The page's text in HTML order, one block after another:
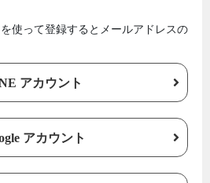
使って登録するとメールアドレスの
アカウント
アカウント